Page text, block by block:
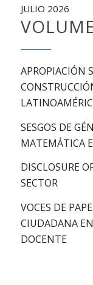
JULIO 2026
APROPIACIÓN
SESGOS DE
MATEMÁTICA
DISCLOSURE
SECTOR
VOCES DE
CIUDADANA